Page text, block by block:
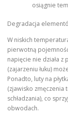
osiągnie
Degradacja
W niskich
pierwotną
napięcie nie działa z
(zajarzeniu łuku)
Ponadto, luty na
(zjawisko zmęczenia
schładzania), co
obwodach.